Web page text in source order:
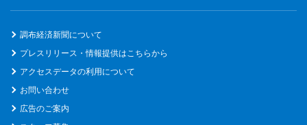
調布経済新聞について
プレスリリース・情報提供はこちらから
アクセスデータの利用について
お問い合わせ
広告のご案内